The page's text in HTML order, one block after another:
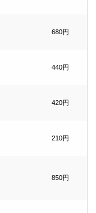
680円
440円
420円
210円
850円